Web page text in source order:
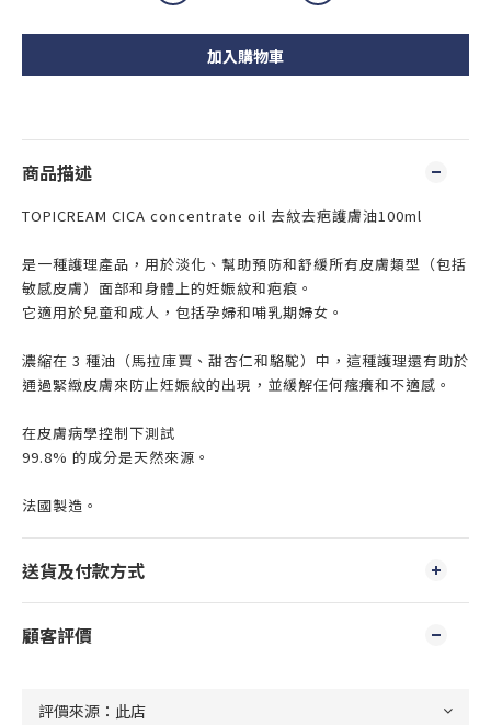
加入購物車
商品描述
TOPICREAM CICA concentrate oil 去紋去疤護膚油100ml
是一種護理產品，用於淡化、幫助預防和舒緩所有皮膚類型（包括
敏感皮膚）面部和身體上的妊娠紋和疤痕。
它適用於兒童和成人，包括孕婦和哺乳期婦女。
濃縮在 3 種油（馬拉庫賈、甜杏仁和駱駝）中，這種護理還有助於
通過緊緻皮膚來防止妊娠紋的出現，並緩解任何瘙癢和不適感。
在皮膚病學控制下測試
99.8% 的成分是天然來源。
法國製造。
送貨及付款方式
顧客評價